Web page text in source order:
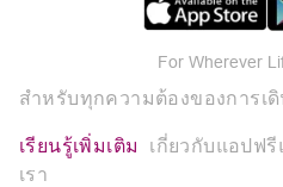
For Wherever
สำหรับทุกความต้องของการเ
เรียนรู้เพิ่มเติม
เกี่ยวกับแอปฟ
เรา